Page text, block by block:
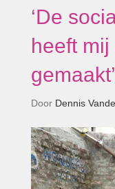
‘De
heeft
gemaakt’
Door Dennis